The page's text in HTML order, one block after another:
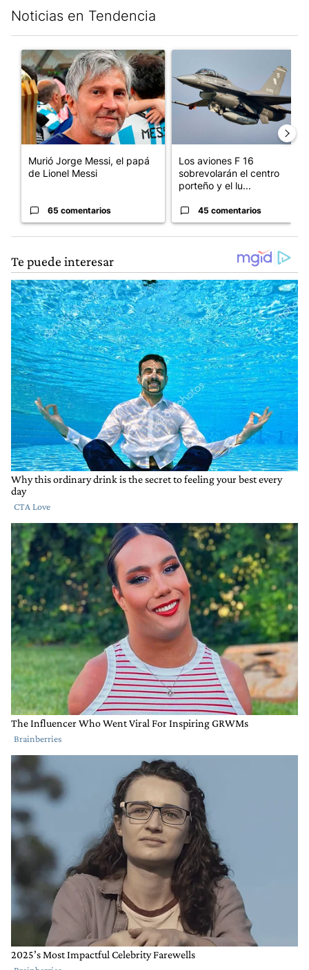
Noticias en Tendencia
Un artículo de tendencia con el título "Murió Jorge Messi, el
Murió Jorge Messi, el papá
de Lionel Messi
65 comentarios
Los aviones F 16
sobrevolarán el centro
porteño y el lu...
45 comentarios